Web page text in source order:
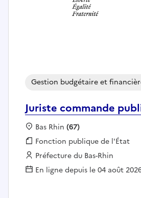
Juriste commande
Gestion budgétaire et
Localisation :
Bas Rhin (67)
Fonction publique :
Fonction publique de l'État
Employeur :
Préfecture du Bas-Rhin
En ligne depuis le 04 août